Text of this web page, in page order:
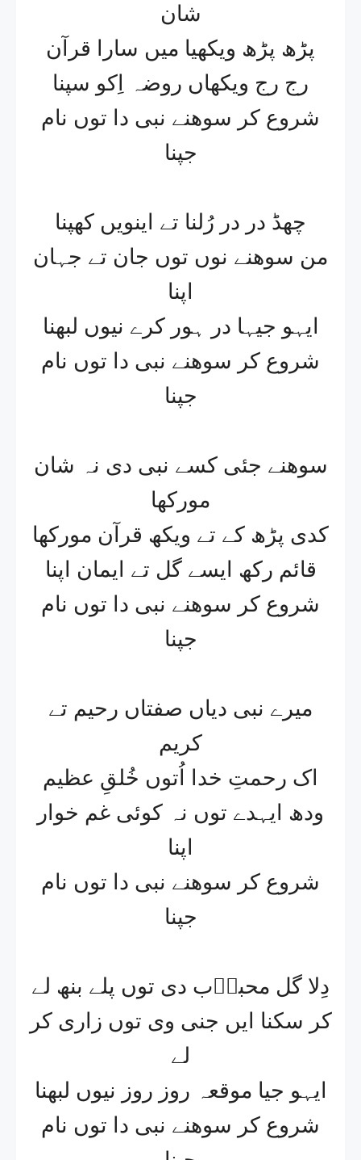
شان
پڑھ پڑھ ویکھیا میں سارا قرآن
رج رج ویکھاں روضہ اِکو سپنا
شروع کر سوھنے نبی دا توں نام
جپنا
چھڈ در در رُلنا تے اینویں کھپنا
من سوھنے نوں توں جان تے جہان
اپنا
ایہو جیہا در ہور کرے نیوں لبھنا
شروع کر سوھنے نبی دا توں نام
جپنا
سوھنے جئی کسے نبی دی نہ شان
مورکھا
کدی پڑھ کے تے ویکھ قرآن مورکھا
قائم رکھ ایسے گل تے ایمان اپنا
شروع کر سوھنے نبی دا توں نام
جپنا
میرے نبی دیاں صفتاں رحیم تے
کریم
اک رحمتِ خدا اُتوں خُلقِ عظیم
ودھ ایہدے توں نہ کوئی غم خوار
اپنا
شروع کر سوھنے نبی دا توں نام
جپنا
دِلا گل محبوؔب دی توں پلے بنھ لے
کر سکنا ایں جنی وی توں زاری کر
لے
ایہو جیا موقعہ روز روز نیوں لبھنا
شروع کر سوھنے نبی دا توں نام